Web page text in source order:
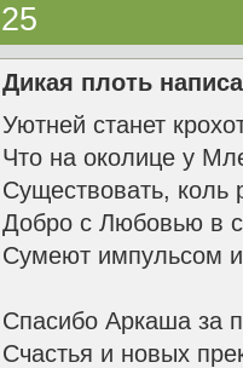
Дикая плоть
Уютней станет
Что на околице у
Существовать, коль
Добро с Любовью в
Сумеют импульсом
Спасибо Аркаша за
Счастья и новых